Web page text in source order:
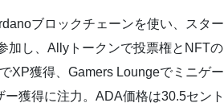
ブロックチェーンを使い、スター
加し、Allyトークンで投票権とNFTの
XP獲得、Gamers Loungeでミニゲー
獲得に注力。ADA価格は30.5セント